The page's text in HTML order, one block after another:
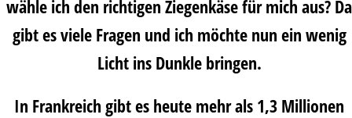
wähle ich den richtigen Ziegenkäse für mich aus? Da
gibt es viele Fragen und ich möchte nun ein wenig
Licht ins Dunkle bringen.
In Frankreich gibt es heute mehr als 1,3 Millionen